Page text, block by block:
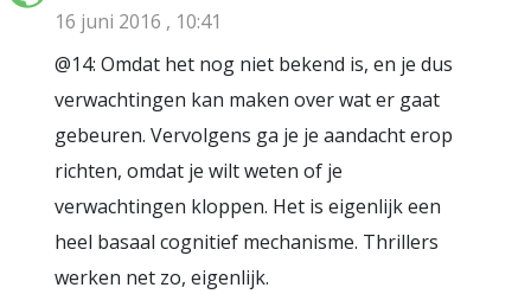
16 juni 2016 , 10:41
@14: Omdat het nog niet bekend is, en je dus
verwachtingen kan maken over wat er gaat
gebeuren. Vervolgens ga je je aandacht erop
richten, omdat je wilt weten of je
verwachtingen kloppen. Het is eigenlijk een
heel basaal cognitief mechanisme. Thrillers
werken net zo, eigenlijk.